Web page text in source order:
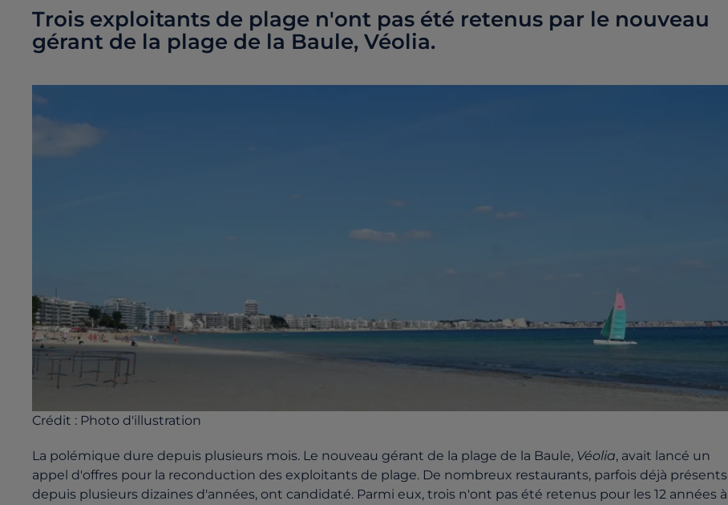
Trois exploitants de plage n'ont pas été retenus par le nouveau
gérant de la plage de la Baule, Véolia.
Crédit : Photo d'illustration
La polémique dure depuis plusieurs mois. Le nouveau gérant de la plage de la Baule, Véolia, avait lancé un
appel d'offres pour la reconduction des exploitants de plage. De nombreux restaurants, parfois déjà présents
depuis plusieurs dizaines d'années, ont candidaté. Parmi eux, trois n'ont pas été retenus pour les 12 années à